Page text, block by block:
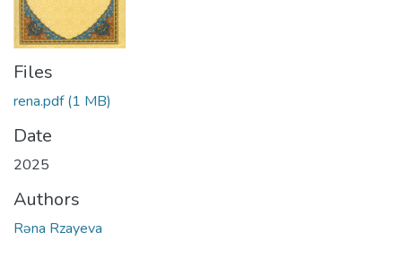
Files
rena.pdf(1 MB)
Date
2025
Authors
Rəna Rzayeva